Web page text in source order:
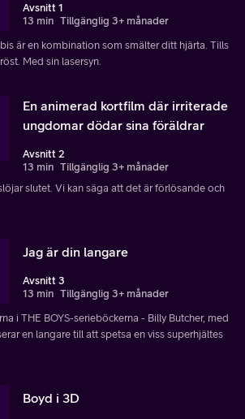
Avsnitt 1
13 min Tillgänglig 3+ månader
är en kombination som smälter ditt hjärta. Tills
Med sin lasersyn.
En animerad kortfilm där irriterade
ungdomar dödar sina föräldrar
Avsnitt 2
13 min Tillgänglig 3+ månader
slutet. Vi kan säga att det är förlösande och
Jag är din langare
Avsnitt 3
13 min Tillgänglig 3+ månader
i THE BOYS-serieböckerna - Billy Butcher, med
en langare till att spetsa en viss superhjältes
Boyd i 3D